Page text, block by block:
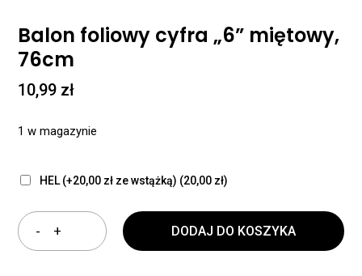
Balon foliowy cyfra „6” miętowy,
76cm
10,99 zł
1 w magazynie
HEL (+20,00 zł ze wstążką) (20,00 zł)
DODAJ DO KOSZYKA